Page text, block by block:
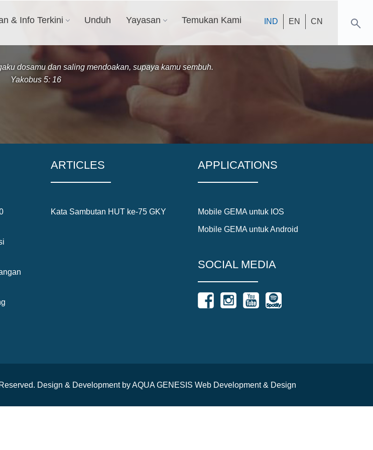
IND EN CN
& Info Terkini Unduh Yayasan Temukan Kami
dosamu dan saling mendoakan, supaya kamu sembuh.
Yakobus 5: 16
ARTICLES
Kata Sambutan HUT ke-75 GKY
APPLICATIONS
Mobile GEMA untuk IOS
Mobile GEMA untuk Android
SOCIAL MEDIA
Design & Development by AQUA GENESIS Web Development & Design